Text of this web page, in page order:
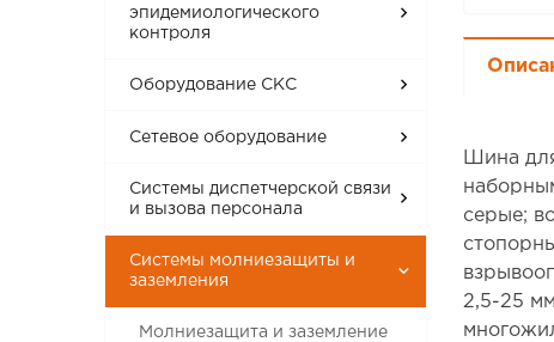
эпидемиологического
контроля
Оборудование СКС
Сетевое оборудование
Системы диспетчерской связи
и вызова персонала
Системы молниезащиты и
заземления
Молниезащита и заземление
Шина
серые;
2,5-25